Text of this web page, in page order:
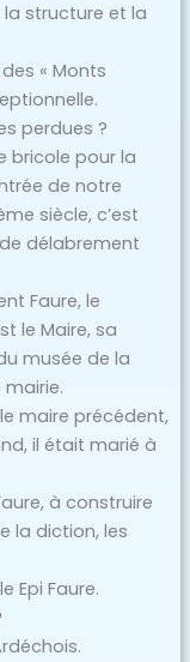
la structure et la
« Monts
perdues ?
bricole pour la
de notre
siècle, c’est
délabrement
Faure, le
le Maire, sa
musée de la
maire précédent,
il était marié à
à construire
la diction, les
Epi Faure.